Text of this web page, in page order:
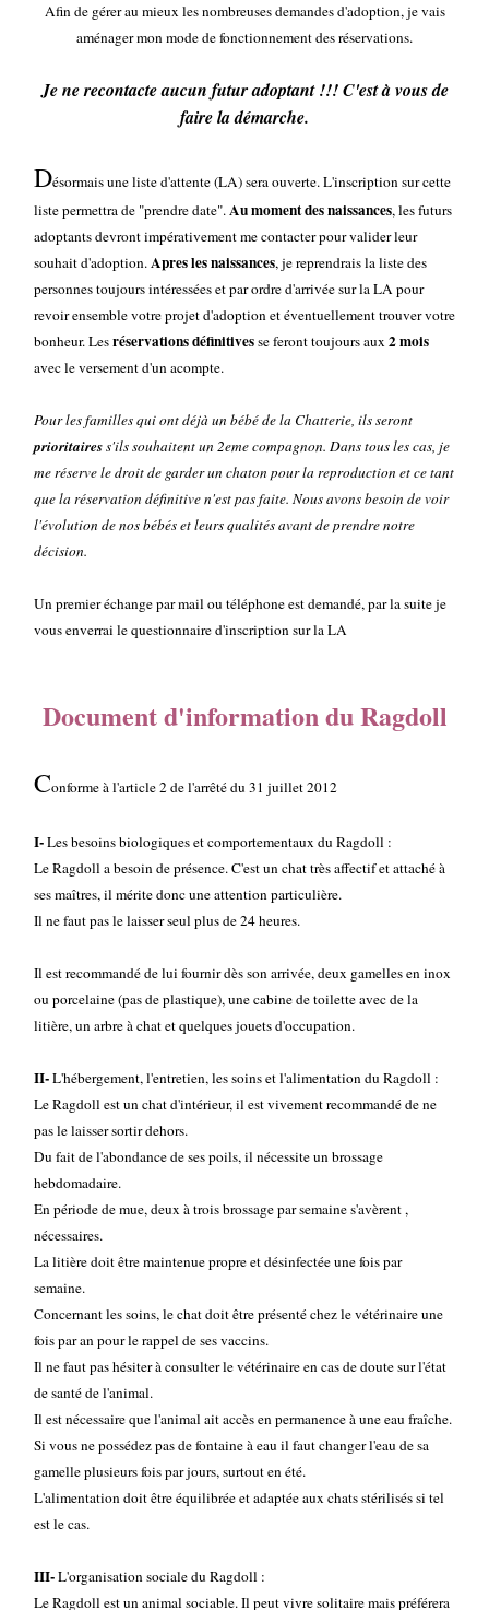
Afin de gérer au mieux les nombreuses demandes d'adoption, je vais
aménager mon mode de fonctionnement des réservations.
Je ne recontacte aucun futur adoptant !!! C'est à vous de
faire la démarche.
Désormais une liste d'attente (LA) sera ouverte. L'inscription sur cette
liste permettra de "prendre date".Au moment des naissances, les futurs
adoptants devront impérativement me contacter pour valider leur
souhait d'adoption.Apres les naissances, je reprendrais la liste des
personnes toujours intéressées et par ordre d'arrivée sur la LA pour
revoir ensemble votre projet d'adoption et éventuellement trouver votre
bonheur. Lesréservations définitivesse feront toujours aux 2 mois
avec le versement d'un acompte.
Pour les familles qui ont déjà un bébé de la Chatterie, ils seront
prioritairess'ils souhaitent un 2eme compagnon. Dans tous les cas, je
me réserve le droit de garder un chaton pour la reproduction et ce tant
que la réservation définitive n'est pas faite. Nous avons besoin de voir
l'évolution de nos bébés et leurs qualités avant de prendre notre
décision.
Un premier échange par mail ou téléphone est demandé, par la suite je
vous enverrai le questionnaire d'inscription sur la LA
Document d'information du Ragdoll
Conforme à l'article 2 de l'arrêté du 31 juillet 2012
I-Les besoins biologiques et comportementaux du Ragdoll :
Le Ragdoll a besoin de présence. C'est un chat très affectif et attaché à
ses maîtres, il mérite donc une attention particulière.
Il ne faut pas le laisser seul plus de 24 heures.
Il est recommandé de lui fournir dès son arrivée, deux gamelles en inox
ou porcelaine (pas de plastique), une cabine de toilette avec de la
litière, un arbre à chat et quelques jouets d'occupation.
II-L'hébergement, l'entretien, les soins et l'alimentation du Ragdoll :
Le Ragdoll est un chat d'intérieur, il est vivement recommandé de ne
pas le laisser sortir dehors.
Du fait de l'abondance de ses poils, il nécessite un brossage
hebdomadaire.
En période de mue, deux à trois brossage par semaine s'avèrent ,
nécessaires.
La litière doit être maintenue propre et désinfectée une fois par
semaine.
Concernant les soins, le chat doit être présenté chez le vétérinaire une
fois par an pour le rappel de ses vaccins.
Il ne faut pas hésiter à consulter le vétérinaire en cas de doute sur l'état
de santé de l'animal.
Il est nécessaire que l'animal ait accès en permanence à une eau fraîche.
Si vous ne possédez pas de fontaine à eau il faut changer l'eau de sa
gamelle plusieurs fois par jours, surtout en été.
L'alimentation doit être équilibrée et adaptée aux chats stérilisés si tel
est le cas.
III-L'organisation sociale du Ragdoll :
Le Ragdoll est un animal sociable. Il peut vivre solitaire mais préférera